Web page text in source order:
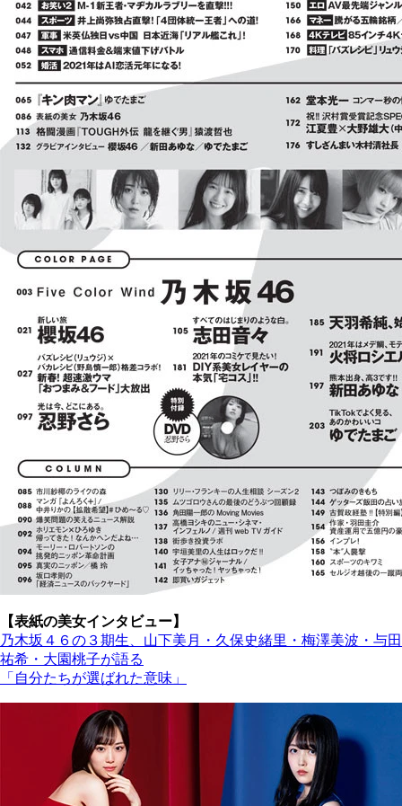
【表紙の美女インタビュー】
乃木坂４６の３期生、山下美月・久保史緒里・梅澤美波・与田
祐希・大園桃子が語る
「自分たちが選ばれた意味」